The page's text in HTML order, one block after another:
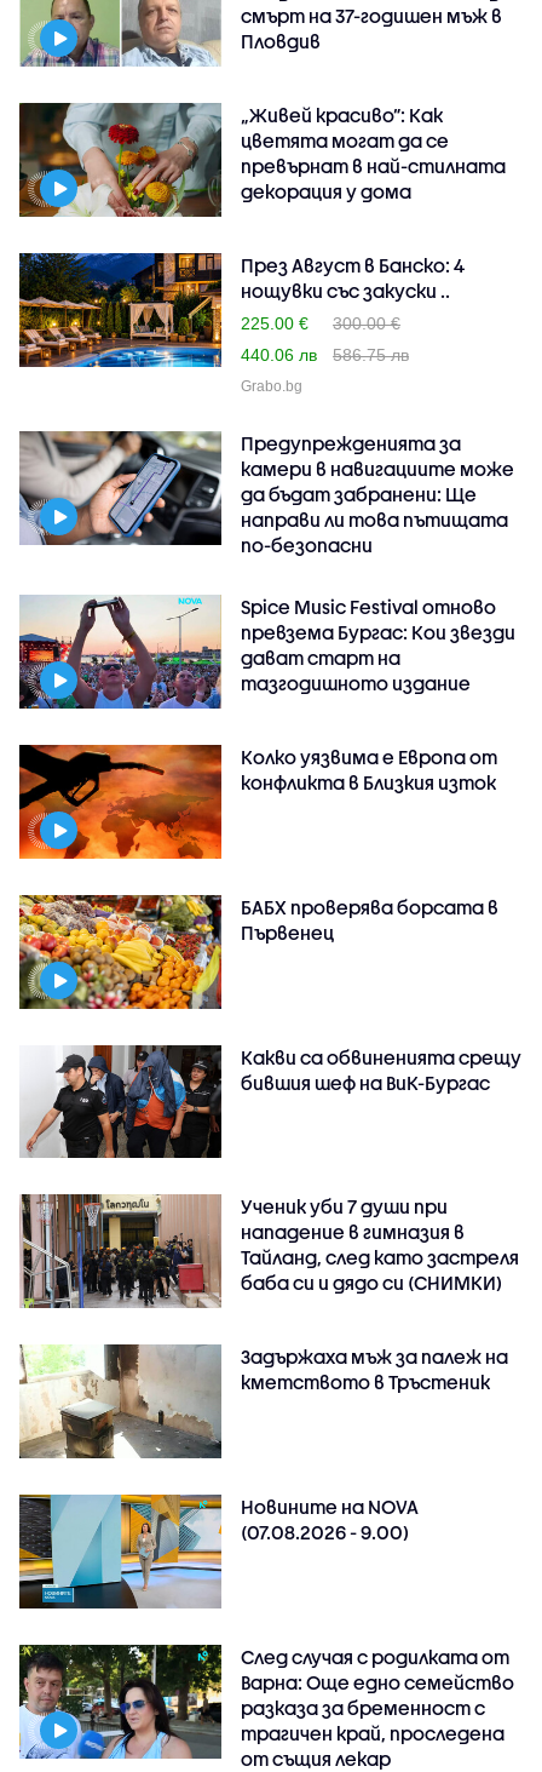
смърт на 37-годишен мъж в
Пловдив
„Живей красиво”: Как
цветята могат да се
превърнат в най-стилната
декорация у дома
През Август в Банско: 4
нощувки със закуски ..
225.00 €
300.00 €
440.06 лв
586.75 лв
Grabo.bg
Предупрежденията за
камери в навигациите може
да бъдат забранени: Ще
направи ли това пътищата
по-безопасни
Spice Music Festival отново
превзема Бургас: Кои звезди
дават старт на
тазгодишното издание
Колко уязвима е Европа от
конфликта в Близкия изток
БАБХ проверява борсата в
Първенец
Какви са обвиненията срещу
бившия шеф на ВиК-Бургас
Ученик уби 7 души при
нападение в гимназия в
Тайланд, след като застреля
баба си и дядо си (СНИМКИ)
Задържаха мъж за палеж на
кметството в Тръстеник
Новините на NOVA
(07.08.2026 - 9.00)
След случая с родилката от
Варна: Още едно семейство
разказа за бременност с
трагичен край, проследена
от същия лекар